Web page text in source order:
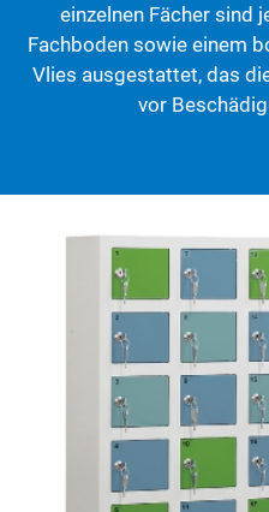
einzelnen Fächer sind
Fachboden sowie einem
Vlies ausgestattet, das
vor